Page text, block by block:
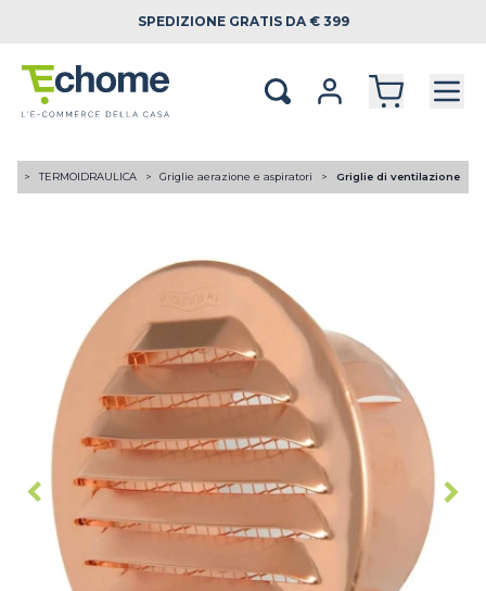
SPEDIZIONE GRATIS DA € 399
TERMOIDRAULICA Griglie aerazione e aspiratori Griglie di ventilazione